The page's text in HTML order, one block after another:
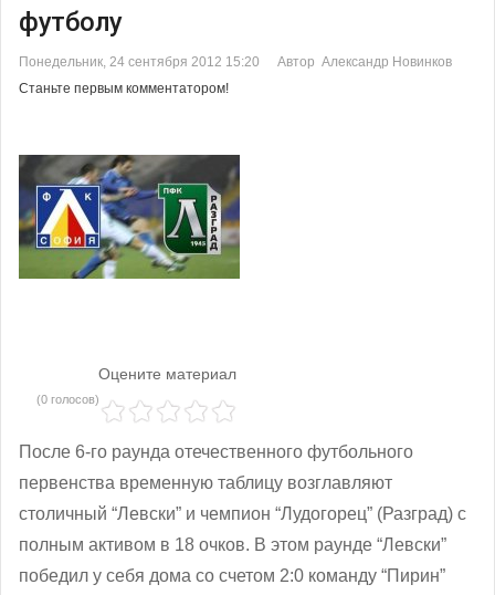
футболу
Понедельник, 24 сентября 2012 15:20
Автор Александр Новинков
Станьте первым комментатором!
Оцените материал
(0 голосов)
После 6-го раунда отечественного футбольного
первенства временную таблицу возглавляют
столичный “Левски” и чемпион “Лудогорец” (Разград) с
полным активом в 18 очков. В этом раунде “Левски”
победил у себя дома со счетом 2:0 команду “Пирин”